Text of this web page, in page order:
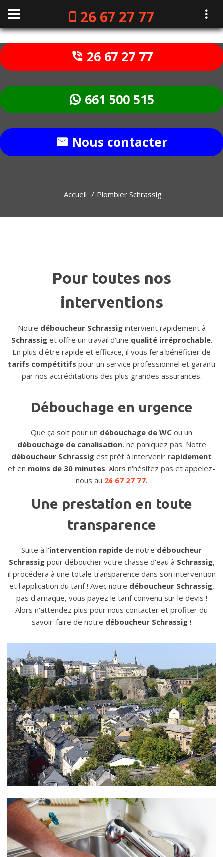
26 67 27 77
26 67 27 77
661 500 515
Nous contacter
Accueil Plombier Schrassig
Pour toutes nos
interventions
Notre déboucheur Schrassigintervient rapidement à
Schrassiget offre un travail d'une qualité irréprochable.
En plus d'être rapide et efficace, il vous fera bénéficier de
tarifs compétitifs pour un service professionnel et garanti
par nos accréditations des plus grandes assurances.
Débouchage en urgence
Que ça soit pour un débouchage de WC ou un
débouchage de canalisation, ne paniquez pas. Notre
déboucheur Schrassig est prêt à intervenir rapidement
et en moins de 30 minutes. Alors n'hésitez pas et appelez-
nous au 26 67 27 77.
Une prestation en toute
transparence
Suite à l'intervention rapide de notre déboucheur
Schrassigpour déboucher votre chasse d'eau à Schrassig,
il procédera à une totale transparence dans son intervention
et l'application du tarif ! Avec notre déboucheur Schrassig,
pas d'arnaque, vous payez le tarif convenu sur le devis !
Alors n'attendez plus pour nous contacter et profiter du
savoir-faire de notre déboucheur Schrassig !